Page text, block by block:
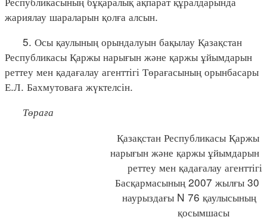
жариялау шараларын қолға алсын.
5. Осы қаулының орындалуын бақылау Қазақстан
Республикасы Қаржы нарығын және қаржы ұйымдарын
реттеу мен қадағалау агенттігі Төрағасының орынбасары
Е.Л. Бахмутоваға жүктелсін.
Төраға
Қазақстан Республикасы Қаржы
нарығын және қаржы ұйымдарын
реттеу мен қадағалау агенттігі
Басқармасының 2007 жылғы 30
наурыздағы N 76 қаулысының
қосымшасы